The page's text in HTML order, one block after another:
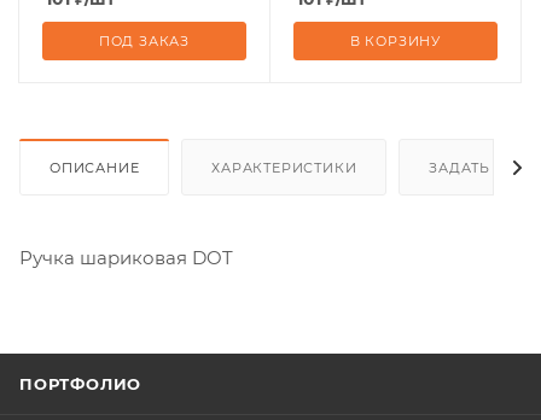
ПОД ЗАКАЗ В КОРЗИНУ
ОПИСАНИЕ ХАРАКТЕРИСТИКИ ЗАДАТЬ
Ручка шариковая DOT
ПОРТФОЛИО